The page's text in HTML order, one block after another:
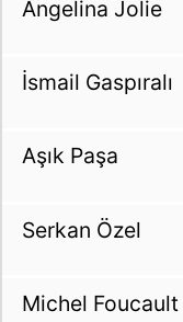
Angelina Jolie
İsmail Gaspıralı
Aşık Paşa
Serkan Özel
Michel Foucault